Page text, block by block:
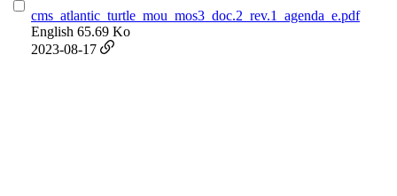
cms_atlantic_turtle_mou_mos3_doc.2_rev.1_agenda_e.pdf
English 65.69 Ko
2023-08-17